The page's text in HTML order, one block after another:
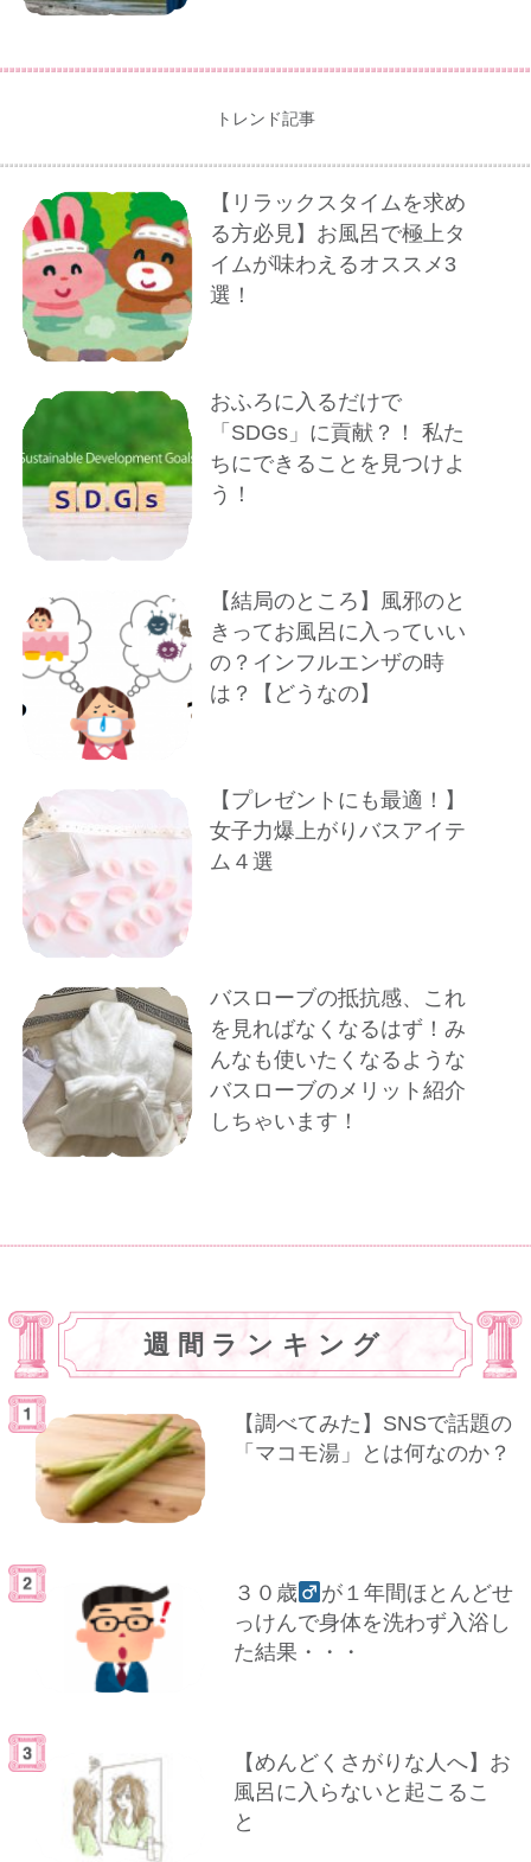
トレンド記事
【リラックスタイムを求め
る方必見】お風呂で極上タ
イムが味わえるオススメ3
選！
おふろに入るだけで
「SDGs」に貢献？！ 私た
ちにできることを見つけよ
う！
【結局のところ】風邪のと
きってお風呂に入っていい
の？インフルエンザの時
は？【どうなの】
【プレゼントにも最適！】
女子力爆上がりバスアイテ
ム４選
バスローブの抵抗感、これ
を見ればなくなるはず！み
んなも使いたくなるような
バスローブのメリット紹介
しちゃいます！
週間ランキング
【調べてみた】SNSで話題の
「マコモ湯」とは何なのか？
３０歳
が１年間ほとんどせ
っけんで身体を洗わず入浴し
た結果・・・
【めんどくさがりな人へ】お
風呂に入らないと起こるこ
と